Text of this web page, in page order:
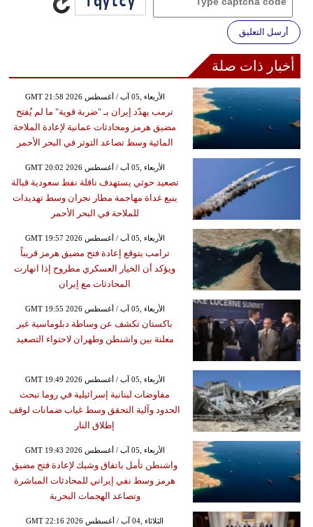
أرسل التعليق
أخبار ذات صلة
GMT 21:58 2026 الأربعاء ,05 آب / أغسطس
ترمب يهدّد إيران بـ "ضربة قوية" ما لم يُفتح
مضيق هرمز ومحادثات عمانية لإعادة الملاحة
المائية وسط تصاعد التوتر في البحر الأحمر
GMT 20:02 2026 الأربعاء ,05 آب / أغسطس
تصعيد حوثي يستهدف ناقلة نفط سعودية قبالة
ينبع غداة مهاجمة مطار نجران وسط تهديدات
للملاحة في البحر الأحمر
GMT 19:57 2026 الأربعاء ,05 آب / أغسطس
ترامب يتوقع إعادة فتح مضيق هرمز قريباً
ويؤكد أن الخيار العسكري مطروح إذا انهارت
المحادثات مع إيران
GMT 19:55 2026 الأربعاء ,05 آب / أغسطس
باكستان تكشف عن وساطة دبلوماسية غير
معلنة بين واشنطن وطهران لاحتواء التصعيد
GMT 19:49 2026 الأربعاء ,05 آب / أغسطس
مفاوضات لبنانية إسرائيلية في روما تبحث
الحدود وآلية التحقق وسط غياب ضمانات لوقف
إطلاق النار
GMT 19:43 2026 الأربعاء ,05 آب / أغسطس
واشنطن تأمل باتفاق وشيك لإعادة فتح مضيق
هرمز وسط نفي إيراني للمحادثات المباشرة
وتصاعد الهجمات البحرية
GMT 22:16 2026 الثلاثاء ,04 آب / أغسطس